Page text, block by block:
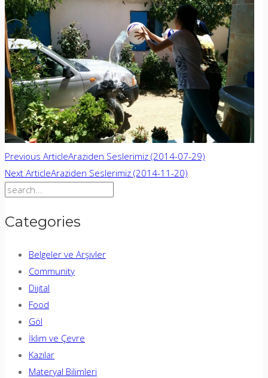
Previous ArticleAraziden Seslerimiz (2014-07-29)
Next ArticleAraziden Seslerimiz (2014-11-20)
Search
Categories
Belgeler ve Arşivler
Community
Dijital
Food
Göl
İklim ve Çevre
Kazılar
Materyal Bilimleri